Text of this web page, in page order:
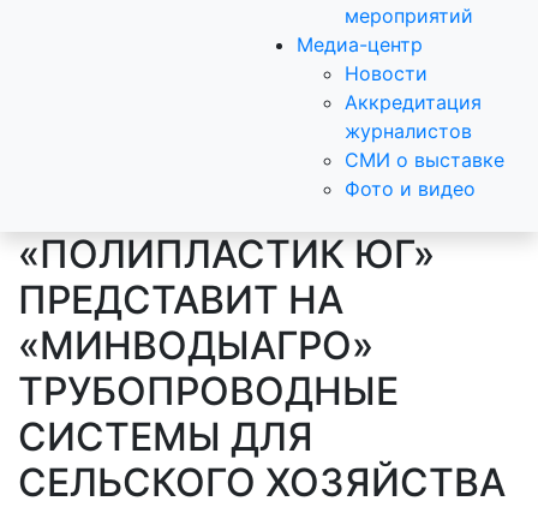
мероприятий
Медиа-центр
Новости
Аккредитация
журналистов
СМИ о выставке
Фото и видео
«ПОЛИПЛАСТИК ЮГ»
ПРЕДСТАВИТ НА
«МИНВОДЫАГРО»
ТРУБОПРОВОДНЫЕ
СИСТЕМЫ ДЛЯ
СЕЛЬСКОГО ХОЗЯЙСТВА